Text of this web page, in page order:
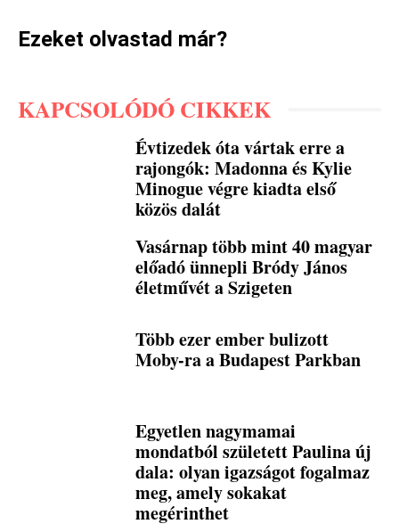
Ezeket olvastad már?
KAPCSOLÓDÓ CIKKEK
Évtizedek óta vártak erre a
rajongók: Madonna és Kylie
Minogue végre kiadta első
közös dalát
Vasárnap több mint 40 magyar
előadó ünnepli Bródy János
életművét a Szigeten
Több ezer ember bulizott
Moby-ra a Budapest Parkban
Egyetlen nagymamai
mondatból született Paulina új
dala: olyan igazságot fogalmaz
meg, amely sokakat
megérinthet